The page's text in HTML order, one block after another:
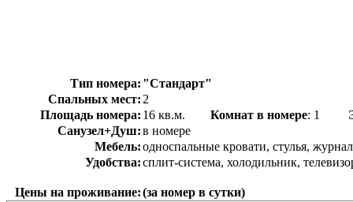
Тип номера: "Стандарт"
Спальных мест: 2
Площадь номера: 16 кв.м. Комнат в номере: 1
Санузел+Душ:в номере
Мебель:односпальные кровати, стулья,
Удобства:сплит-система, холодильник,
Цены на проживание:(за номер в сутки)